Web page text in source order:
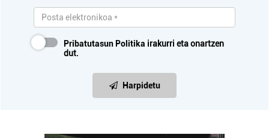
Pribatutasun Politika irakurri eta onartzen
dut.
Harpidetu